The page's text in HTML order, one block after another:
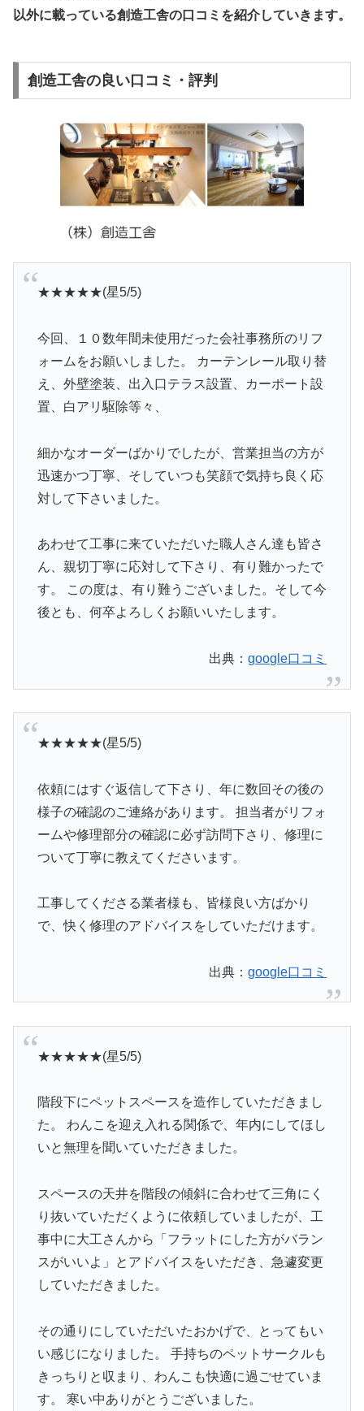
以外に載っている創造工舎の口コミを紹介していきます。
創造工舎の良い口コミ・評判
★★★★★(星5/5)
今回、１０数年間未使用だった会社事務所のリフ
ォームをお願いしました。 カーテンレール取り替
え、外壁塗装、出入口テラス設置、カーポート設
置、白アリ駆除等々、
細かなオーダーばかりでしたが、営業担当の方が
迅速かつ丁寧、そしていつも笑顔で気持ち良く応
対して下さいました。
あわせて工事に来ていただいた職人さん達も皆さ
ん、親切丁寧に応対して下さり、有り難かったで
す。 この度は、有り難うございました。そして今
後とも、何卒よろしくお願いいたします。
出典：google口コミ
★★★★★(星5/5)
依頼にはすぐ返信して下さり、年に数回その後の
様子の確認のご連絡があります。 担当者がリフォ
ームや修理部分の確認に必ず訪問下さり、修理に
ついて丁寧に教えてくださいます。
工事してくださる業者様も、皆様良い方ばかり
で、快く修理のアドバイスをしていただけます。
出典：google口コミ
★★★★★(星5/5)
階段下にペットスペースを造作していただきまし
た。 わんこを迎え入れる関係で、年内にしてほし
いと無理を聞いていただきました。
スペースの天井を階段の傾斜に合わせて三角にく
り抜いていただくように依頼していましたが、工
事中に大工さんから「フラットにした方がバラン
スがいいよ」とアドバイスをいただき、急遽変更
していただきました。
その通りにしていただいたおかげで、とってもい
い感じになりました。 手持ちのペットサークルも
きっちりと収まり、わんこも快適に過ごせていま
す。 寒い中ありがとうございました。